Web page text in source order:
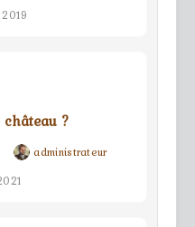
?
administrateur